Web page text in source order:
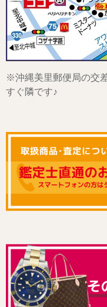
※沖縄美里郵便局の交
すぐ隣です♪